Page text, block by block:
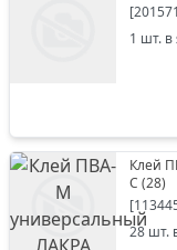
[201571
1 шт.
Клей
С (28)
[
28шт.